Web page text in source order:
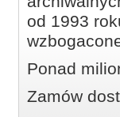
od 1993
Ponad
Zamów